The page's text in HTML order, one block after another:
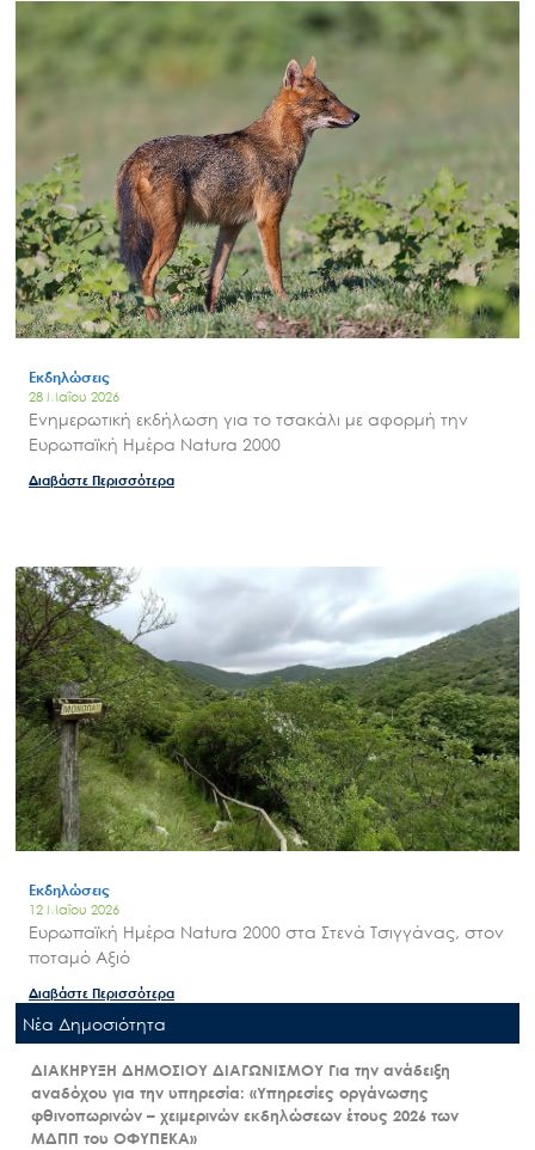
Εκδηλώσεις
28 Μαΐου 2026
Ενημερωτική εκδήλωση για το τσακάλι με αφορμή την
Ευρωπαϊκή Ημέρα Natura 2000
Διαβάστε Περισσότερα
Εκδηλώσεις
12 Μαΐου 2026
Ευρωπαϊκή Ημέρα Natura 2000 στα Στενά Τσιγγάνας, στον
ποταμό Αξιό
Διαβάστε Περισσότερα
Nέα Δημοσιότητα
ΔΙΑΚΗΡΥΞΗ ΔΗΜΟΣΙΟΥ ΔΙΑΓΩΝΙΣΜΟΥ Για την ανάδειξη
αναδόχου για την υπηρεσία: «Υπηρεσίες οργάνωσης
φθινοπωρινών – χειμερινών εκδηλώσεων έτους 2026 των
ΜΔΠΠ του ΟΦΥΠΕΚΑ»